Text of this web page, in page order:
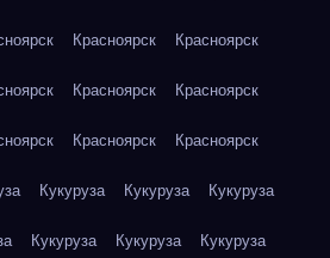
Красноярск Красноярск
Красноярск Красноярск
Красноярск Красноярск
Кукуруза Кукуруза Кукуруза
Кукуруза Кукуруза Кукуруза